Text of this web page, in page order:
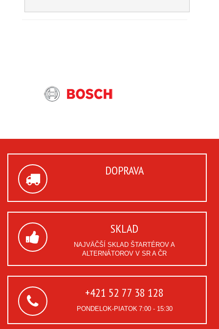
DOPRAVA
SKLAD
NAJVÄČŠÍ SKLAD ŠTARTÉROV A
ALTERNÁTOROV V SR A ČR
+421 52 77 38 128
PONDELOK-PIATOK 7:00 - 15:30